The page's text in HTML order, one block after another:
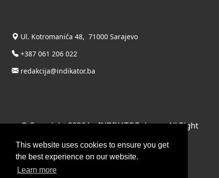
This website uses cookies to ensure you get
the best experience on our website.
Learn more
Ul. Kotromanića 48, 71000 Sarajevo
+387 061 206 022
redakcija@indikator.ba
©Copyright 2026 by INDIKATOR d.o.o., All Right
Terms Of Use|Privacy Statement
Powered by THYME SYSTEMS doo